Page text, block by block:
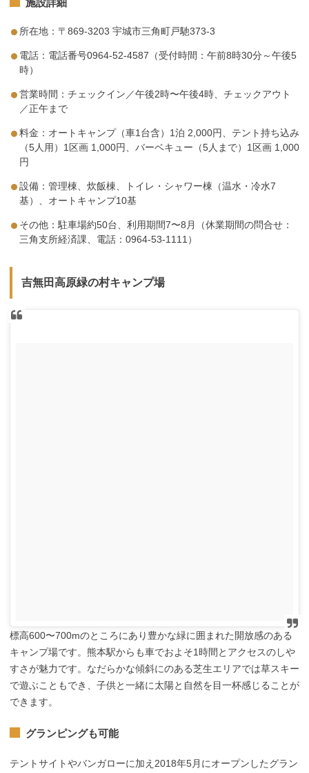
施設詳細
所在地：〒869-3203 宇城市三角町戸馳373-3
電話：電話番号0964-52-4587（受付時間：午前8時30分～午後5
時）
営業時間：チェックイン／午後2時〜午後4時、チェックアウト
／正午まで
料金：オートキャンプ（車1台含）1泊 2,000円、テント持ち込み
（5人用）1区画 1,000円、バーベキュー（5人まで）1区画 1,000
円
設備：管理棟、炊飯棟、トイレ・シャワー棟（温水・冷水7
基）、オートキャンプ10基
その他：駐車場約50台、利用期間7〜8月（休業期間の問合せ：
三角支所経済課、電話：0964-53-1111）
吉無田高原緑の村キャンプ場
標高600〜700mのところにあり豊かな緑に囲まれた開放感のある
キャンプ場です。熊本駅からも車でおよそ1時間とアクセスのしや
すさが魅力です。なだらかな傾斜にのある芝生エリアでは草スキー
で遊ぶこともでき、子供と一緒に太陽と自然を目一杯感じることが
できます。
グランピングも可能
テントサイトやバンガローに加え2018年5月にオープンしたグラン